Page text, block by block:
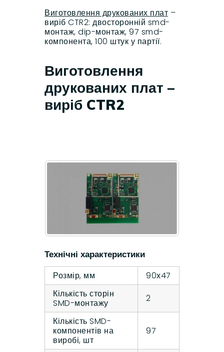
Виготовлення друкованих плат –
виріб CTR2: двосторонній smd-
монтаж, dip-монтаж, 97 smd-
компонента, 100 штук у партії.
Виготовлення
друкованих плат –
виріб CTR2
Технічні характеристики
Розмір, мм
90х47
Кількість сторін
SMD-монтажу
2
Кількість SMD-
компонентів на
виробі, шт
97